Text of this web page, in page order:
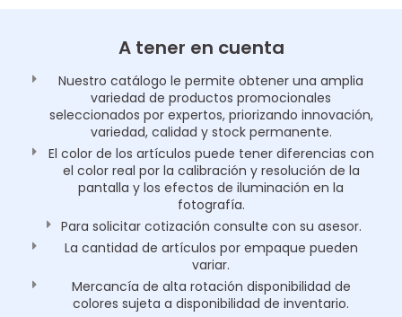
A tener en cuenta
Nuestro catálogo le permite obtener una amplia
variedad de productos promocionales
seleccionados por expertos, priorizando innovación,
variedad, calidad y stock permanente.
El color de los artículos puede tener diferencias con
el color real por la calibración y resolución de la
pantalla y los efectos de iluminación en la
fotografía.
Para solicitar cotización consulte con su asesor.
La cantidad de artículos por empaque pueden
variar.
Mercancía de alta rotación disponibilidad de
colores sujeta a disponibilidad de inventario.